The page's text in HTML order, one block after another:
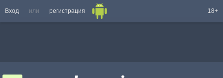
Вход или регистрация 18+